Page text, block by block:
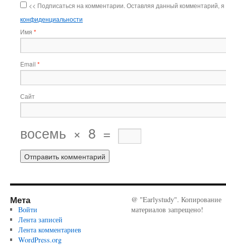
<< Подписаться на комментарии. Оставляя данный комментарий,
конфиденциальности
Имя *
Email *
Сайт
восемь × 8 =
Мета
Войти
Лента записей
Лента комментариев
WordPress.org
@ "Earlystudy". Копирование
материалов запрещено!